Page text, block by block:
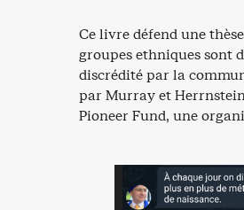
Ce livre défend une
groupes ethniques sont
discrédité par la
par Murray et
Pioneer Fund, une